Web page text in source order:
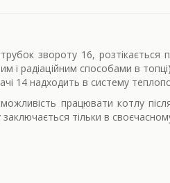
звороту 16, розтікається
і радіаційним способами в
14 надходить в систему
працювати котлу
тільки в